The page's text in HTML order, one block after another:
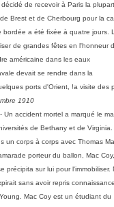
de recevoir à Paris la
Brest et de Cherbourg pour la
a été fixée à quatre jours.
de grandes fêtes en l'honneur
américaine dans les eaux
devait se rendre dans la
ports d'Orient, !a visite des
1910
- Un accident mortel a marqué le
de Bethany et de Virginia.
un corps à corps avec Thomas
porteur du ballon, Mac
précipita sur lui pour l'immobiliser.
sans avoir repris connaissance.
Mac Coy est un étudiant du